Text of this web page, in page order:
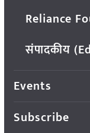
Reliance
संपादकीय
Events
Subscribe